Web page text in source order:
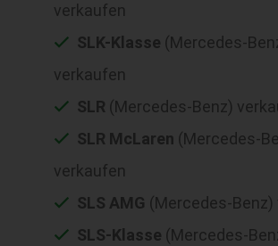
verkaufen
SLK-Klasse (Mercedes-
verkaufen
SLR (Mercedes-Benz)
SLR McLaren (Mercedes-
verkaufen
SLS AMG (Mercedes-Benz)
SLS-Klasse (Mercedes-